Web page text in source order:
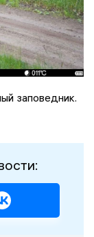
заповедник.